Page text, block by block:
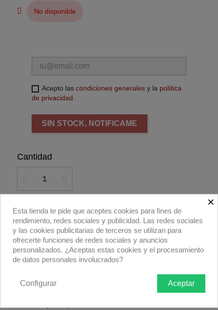
No disponible
Acepto las condiciones generales y la política
de privacidad.
SIN STOCK, NOTIFICAME
Cantidad
Añadir al carrito
Compra ahora
Velvet.
×
Esta tienda te pide que aceptes cookies para fines de
rendimiento, redes sociales y publicidad. Las redes sociales
y las cookies publicitarias de terceros se utilizan para
ofrecerte funciones de redes sociales y anuncios
personalizados. ¿Aceptas estas cookies y el procesamiento
de datos personales involucrados?
Aceptar
Configurar